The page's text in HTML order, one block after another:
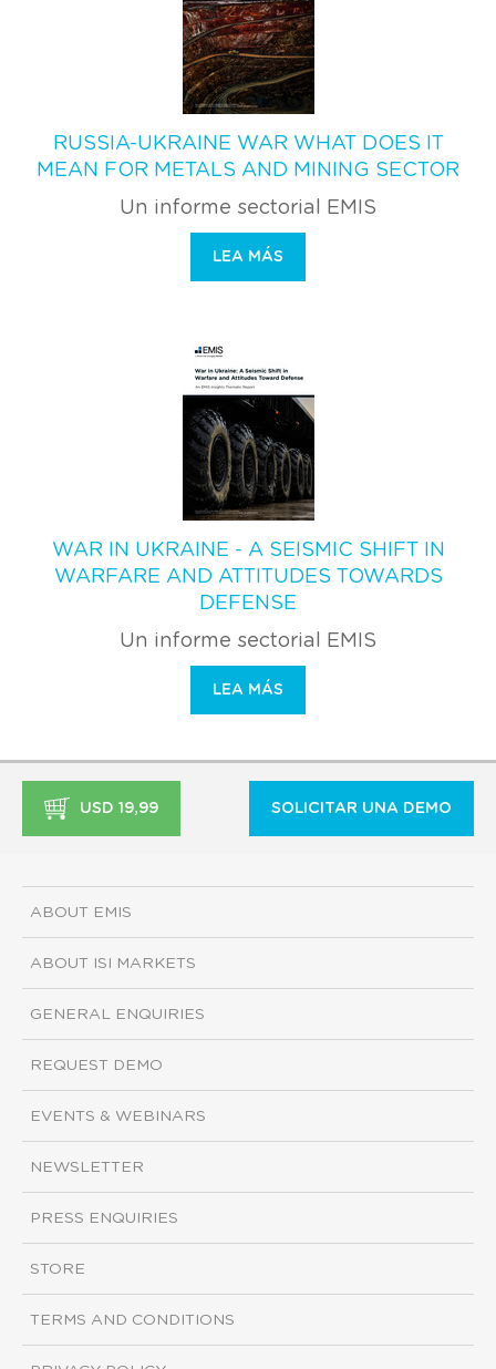
RUSSIA-UKRAINE WAR WHAT DOES IT
MEAN FOR METALS AND MINING SECTOR
Un informe sectorial EMIS
LEA MÁS
WAR IN UKRAINE - A SEISMIC SHIFT IN
WARFARE AND ATTITUDES TOWARDS
DEFENSE
Un informe sectorial EMIS
LEA MÁS
USD 19,99 SOLICITAR UNA DEMO
ABOUT EMIS
ABOUT ISI MARKETS
GENERAL ENQUIRIES
REQUEST DEMO
EVENTS & WEBINARS
NEWSLETTER
PRESS ENQUIRIES
STORE
TERMS AND CONDITIONS